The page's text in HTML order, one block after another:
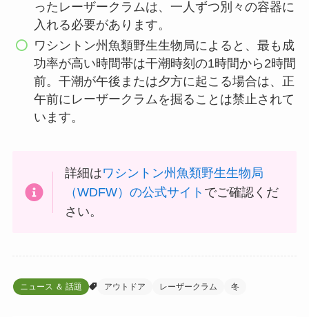
ったレーザークラムは、一人ずつ別々の容器に
入れる必要があります。
ワシントン州魚類野生生物局によると、最も成
功率が高い時間帯は干潮時刻の1時間から2時間
前。干潮が午後または夕方に起こる場合は、正
午前にレーザークラムを掘ることは禁止されて
います。
詳細はワシントン州魚類野生生物局
（WDFW）の公式サイト でご確認くだ
さい。
ニュース ＆ 話題 アウトドア レーザークラム 冬